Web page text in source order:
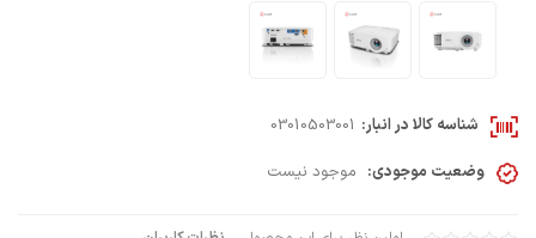
شناسه کالا در انبار: 03010503001
وضعیت موجودی: موجود نیست